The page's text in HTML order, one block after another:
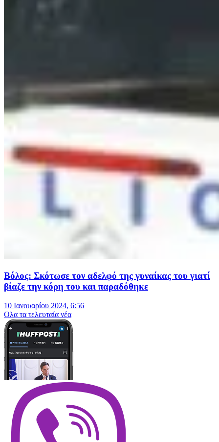
Βόλος: Σκότωσε τον αδελφό της γυναίκας του γιατί
βίαζε την κόρη του και παραδόθηκε
10 Ιανουαρίου 2024, 6:56
Oλα τα τελευταία νέα